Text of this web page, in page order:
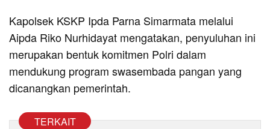
Kapolsek KSKP Ipda Parna Simarmata melalui
Aipda Riko Nurhidayat mengatakan, penyuluhan ini
merupakan bentuk komitmen Polri dalam
mendukung program swasembada pangan yang
dicanangkan pemerintah.
TERKAIT